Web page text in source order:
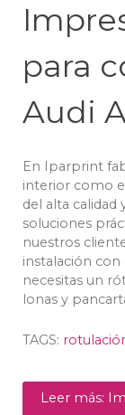
para
Audi
En Iparprint
interior como
del alta calidad
soluciones
nuestros
instalación con
necesitas un
lonas y
TAGS:
Leer más: